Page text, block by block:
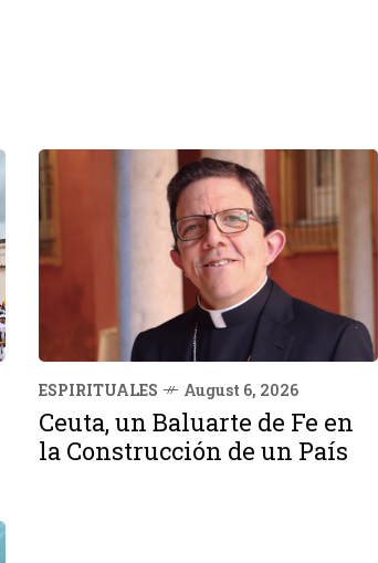
ESPIRITUALES August 6, 2026
Ceuta, un Baluarte de Fe en
la Construcción de un País